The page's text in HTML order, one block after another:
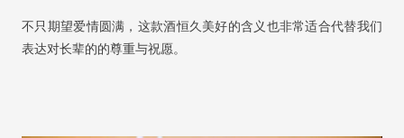
不只期望爱情圆满，这款酒恒久美好的含义也非常适合代替我们
表达对长辈的的尊重与祝愿。